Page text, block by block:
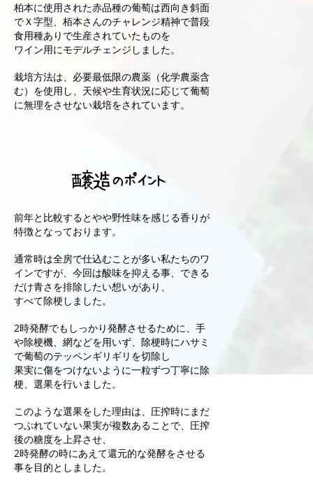
柏本に使用された赤品種の葡萄は西向き斜面
でＸ字型、栢本さんのチャレンジ精神で普段
食用種ありで生産されていたものを
ワイン用にモデルチェンジしました。
栽培方法は、必要最低限の農薬（化学農薬含
む）を使用し、天候や生育状況に応じて葡萄
に無理をさせない栽培をされています。
醸造のポイント
前年と比較するとやや野性味を感じる香りが
特徴となっております。
通常時は全房で仕込むことが多い私たちのワ
インですが、今回は酸味を抑える事、できる
だけ青さを排除したい想いがあり、
すべて除梗しました。
2時発酵でもしっかり発酵させるために、手
や除梗機、網などを用いず、除梗時にハサミ
で葡萄のテッペンギリギリを切除し
果実に傷をつけないように一粒ずつ丁寧に除
梗、選果を行いました。
このような選果をした理由は、圧搾時にまだ
つぶれていない果実が複数あることで、圧搾
後の糖度を上昇させ、
2時発酵の時にあえて還元的な発酵をさせる
事を目的としました。